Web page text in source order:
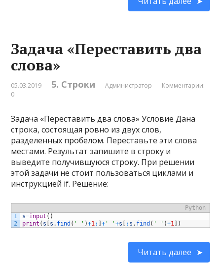
Задача «Переставить два
слова»
05.03.2019 5. Строки Администратор
Комментарии:
0
Задача «Переставить два слова» Условие Дана
строка, состоящая ровно из двух слов,
разделенных пробелом. Переставьте эти слова
местами. Результат запишите в строку и
выведите получившуюся строку. При решении
этой задачи не стоит пользоваться циклами и
инструкцией if. Решение:
Python
1
2
s=input ( )
print ( s s . find ( ' ' )+1: ]+ ' '+s : s . find ( ' ' )+1 )
Читать далее